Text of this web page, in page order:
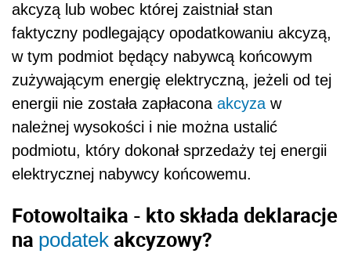
akcyzą lub wobec której zaistniał stan
faktyczny podlegający opodatkowaniu akcyzą,
w tym podmiot będący nabywcą końcowym
zużywającym energię elektryczną, jeżeli od tej
energii nie została zapłacona akcyza w
należnej wysokości i nie można ustalić
podmiotu, który dokonał sprzedaży tej energii
elektrycznej nabywcy końcowemu.
Fotowoltaika - kto składa deklaracje
na podatek akcyzowy?